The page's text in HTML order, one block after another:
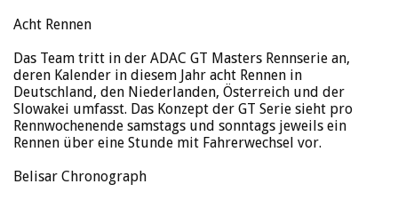
Acht Rennen
Das Team tritt in der ADAC GT Masters Rennserie an,
deren Kalender in diesem Jahr acht Rennen in
Deutschland, den Niederlanden, Österreich und der
Slowakei umfasst. Das Konzept der GT Serie sieht pro
Rennwochenende samstags und sonntags jeweils ein
Rennen über eine Stunde mit Fahrerwechsel vor.
Belisar Chronograph